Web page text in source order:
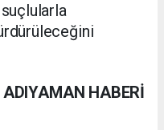
ADIYAMAN HABERİ